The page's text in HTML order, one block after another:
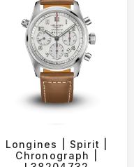
Longines | Spirit |
Chronograph |